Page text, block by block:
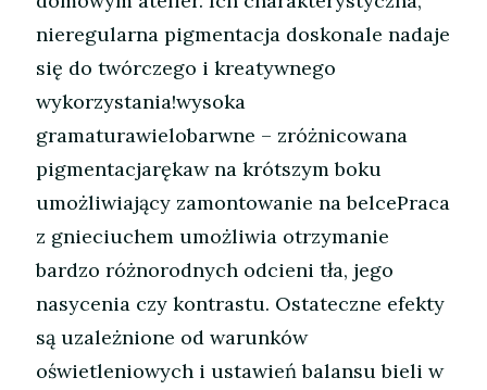
nieregularna pigmentacja doskonale nadaje
się do twórczego i kreatywnego
wykorzystania!wysoka
gramaturawielobarwne – zróżnicowana
pigmentacjarękaw na krótszym boku
umożliwiający zamontowanie na belcePraca
z gnieciuchem umożliwia otrzymanie
bardzo różnorodnych odcieni tła, jego
nasycenia czy kontrastu. Ostateczne efekty
są uzależnione od warunków
oświetleniowych i ustawień balansu bieli w